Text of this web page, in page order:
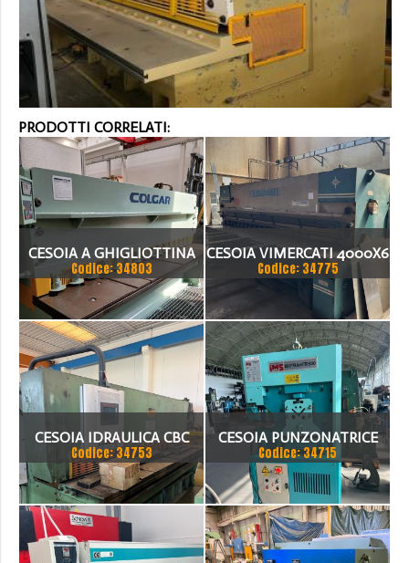
PRODOTTI CORRELATI:
CESOIA A GHIGLIOTTINA
COLGAR IDRAULICA CM
3006
Codice: 34803
CESOIA VIMERCATI 4000X6
Codice: 34775
CESOIA IDRAULICA CBC
3050X6
Codice: 34753
CESOIA PUNZONATRICE
IMS HY 36 VA
Codice: 34715